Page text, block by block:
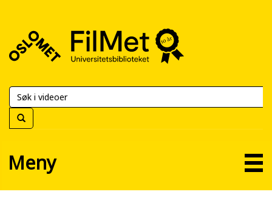
FilMet
Universitetsbiblioteket
Meny